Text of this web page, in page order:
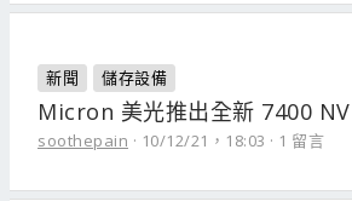
新聞 儲存設備
Micron 美光推出全新 7400
soothepain 10/12/21，18:03 1 留言